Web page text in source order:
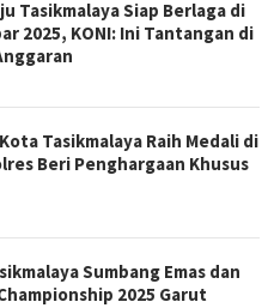
Tasikmalaya Siap Berlaga di
2025, KONI: Ini Tantangan di
Tasikmalaya Raih Medali di
Beri Penghargaan Khusus
Sumbang Emas dan
2025 Garut